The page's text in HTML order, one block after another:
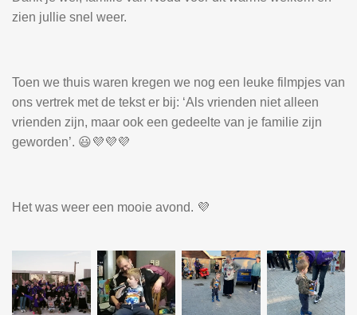
zien jullie snel weer.
Toen we thuis waren kregen we nog een leuke filmpjes van
ons vertrek met de tekst er bij: ‘Als vrienden niet alleen
vrienden zijn, maar ook een gedeelte van je familie zijn
geworden’. 😃💜💜💜
Het was weer een mooie avond. 💜